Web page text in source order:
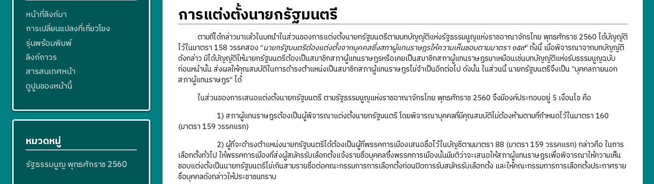
การแต่งตั้งนายกรัฐมนตรี
ตามที่ได้กล่าวมาแล้วในบทนำในส่วนของการแต่งตั้งนายกรัฐมนตรีตามบทบัญญัติแห่งรัฐธรรมนูญแห่งราชอาณาจักรไทย พุทธศักราช 2560 ได้บัญญัติ
ไว้ในมาตรา 158 วรรคสอง “นายกรัฐมนตรีต้องแต่งตั้งจากบุคคลซึ่งสภาผู้แทนราษฎรให้ความเห็นชอบตามมาตรา ๑๕๙” ทั้งนี้ เมื่อพิจารณาจากบทบัญญัติ
ดังกล่าว มิได้บัญญัติให้นายกรัฐมนตรีต้องเป็นสมาชิกสภาผู้แทนราษฎรหรือเคยเป็นสมาชิกสภาผู้แทนราษฎรมาเหมือนเช่นบทบัญญัติแห่งรับธรรมนูญฉบับ
ก่อนหน้านั้น ส่งผลให้คุณสมบัติในการดำรงตำแหน่งเป็นสมาชิกสภาผู้แทนราษฎรไม่จำเป็นอีกต่อไป ดังนั้น ในส่วนนี้ นายกรัฐมนตรีจึงเป็น “บุคคลภายนอก
สภาผู้แทนราษฎร” ได้
ในส่วนของการเสนอแต่งตั้งนายกรัฐมนตรี ตามรัฐธรรมนูญแห่งราชอาณาจักรไทย พุทธศักราช 2560 จึงมีองค์ประกอบอยู่ 5 เงื่อนไข คือ
1) สภาผู้แทนราษฎรต้องเป็นผู้พิจารณาแต่งตั้งนายกรัฐมนตรี โดยพิจารณาบุคคลที่มีคุณสมบัติไม่ต้องห้ามตามที่กำหนดไว้ในมาตรา 160
(มาตรา 159 วรรคแรก)
2) ผู้ที่จะดำรงตำแหน่งนายกรัฐมนตรีได้ต้องเป็นผู้ที่พรรคการเมืองเสนอชื่อไว้ในบัญชีตามมาตรา 88 (มาตรา 159 วรรคแรก) กล่าวคือ ในการ
เลือกตั้งทั่วไป ให้พรรคการเมืองที่ส่งผู้สมัครรับเลือกตั้งแจ้งรายชื่อบุคคลซึ่งพรรคการเมืองนั้นมีมติว่าจะเสนอให้สภาผู้แทนราษฎรเพื่อพิจารณาให้ความเห็น
ชอบแต่งตั้งเป็นนายกรัฐมนตรีไม่เกินสามรายชื่อต่อคณะกรรมการการเลือกตั้งก่อนปิดการรับสมัครรับเลือกตั้ง และให้คณะกรรมการการเลือกตั้งประกาศราย
ชื่อบุคคลดังกล่าวให้ประชาชนทราบ
หน้าที่ลิงก์มา
การเปลี่ยนแปลงที่เกี่ยวโยง
รุ่นพร้อมพิมพ์
ลิงก์ถาวร
สารสนเทศหน้า
ดูปูมของหน้านี้
หมวดหมู่
รัฐธรรมนูญ พุทธศักราช 2560